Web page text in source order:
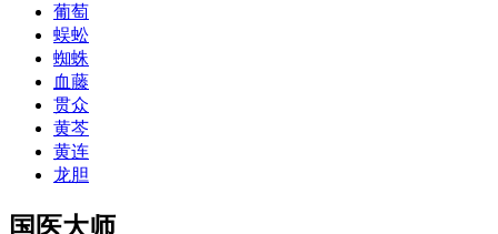
葡萄
蜈蚣
蜘蛛
血藤
贯众
黄芩
黄连
龙胆
国医大师